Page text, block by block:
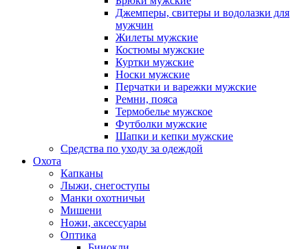
Джемперы, свитеры и водолазки для
мужчин
Жилеты мужские
Костюмы мужские
Куртки мужские
Носки мужские
Перчатки и варежки мужские
Ремни, пояса
Термобелье мужское
Футболки мужские
Шапки и кепки мужские
Средства по уходу за одеждой
Охота
Капканы
Лыжи, снегоступы
Манки охотничьи
Мишени
Ножи, аксессуары
Оптика